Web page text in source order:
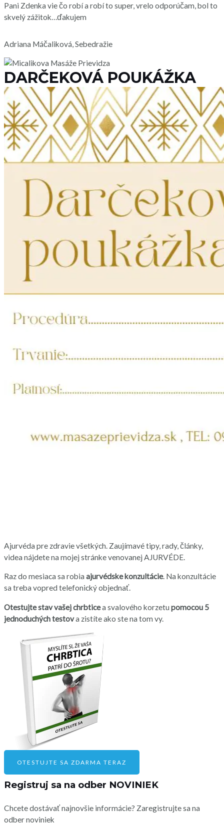
Pani Zdenka vie čo robí a robí to super, vrelo odporúčam, bol to
skvelý zážitok…ďakujem
Adriana Máčaliková, Sebedražie
DARČEKOVÁ POUKÁŽKA
Ajurvéda pre zdravie všetkých. Zaujímavé tipy, rady, články,
videa nájdete na mojej stránke venovanej AJURVÉDE.
Raz do mesiaca sa robia ajurvédske konzultácie. Na konzultácie
sa treba vopred telefonický objednať.
Otestujte stav vašej chrbticea svalového korzetu pomocou 5
jednoduchých testova zistíte ako ste na tom vy.
OTESTUJTE SA ZDARMA TERAZ
Registruj sa na odber NOVINIEK
Chcete dostávať najnovšie informácie? Zaregistrujte sa na
odber noviniek